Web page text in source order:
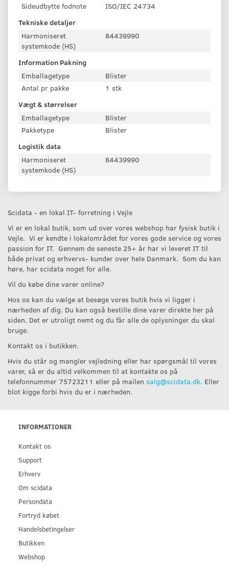
Sideudbytte fodnote
ISO/IEC 24734
Tekniske detaljer
Harmoniseret
systemkode (HS)
84439990
Information Pakning
Emballagetype
Blister
Antal pr pakke
1 stk
Vægt & størrelser
Emballagetype
Blister
Pakketype
Blister
Logistik data
Harmoniseret
systemkode (HS)
84439990
Scidata - en lokal IT- forretning i Vejle
Vi er en lokal butik, som ud over vores webshop har fysisk butik i
Vejle. Vi er kendte i lokalområdet for vores gode service og vores
passion for IT. Gennem de seneste 25+ år har vi leveret IT til
både privat og erhvervs- kunder over hele Danmark. Som du kan
høre, har scidata noget for alle.
Vil du købe dine varer online?
Hos os kan du vælge at besøge vores butik hvis vi ligger i
nærheden af dig. Du kan også bestille dine varer direkte her på
siden. Det er utroligt nemt og du får alle de oplysninger du skal
bruge.
Kontakt os i butikken.
Hvis du står og mangler vejledning eller har spørgsmål til vores
varer, så er du altid velkommen til at kontakte os på
telefonnummer 75723211 eller på mailen salg@scidata.dk. Eller
blot kigge forbi hvis du er i nærheden.
INFORMATIONER
Kontakt os
Support
Erhverv
Om scidata
Persondata
Fortryd købet
Handelsbetingelser
Butikken
Webshop